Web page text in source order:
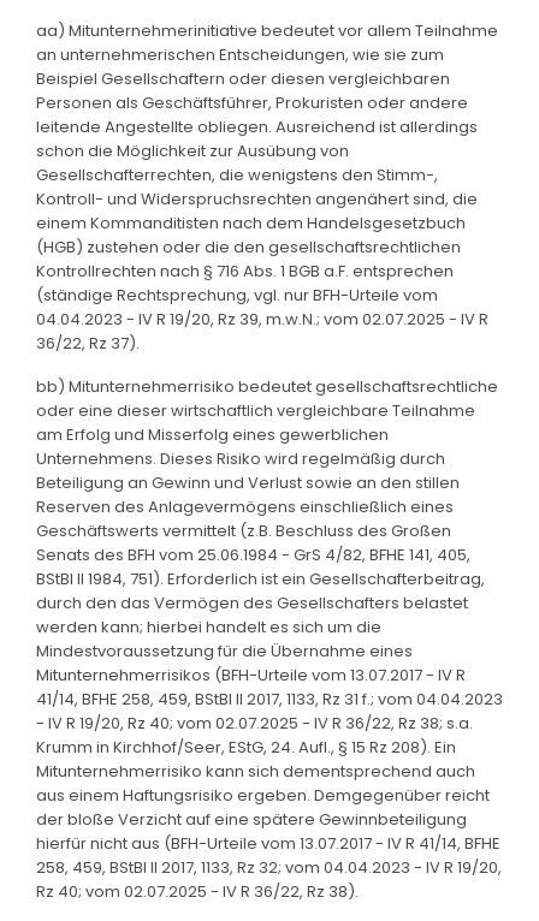
aa) Mitunternehmerinitiative bedeutet vor allem Teilnahme
an unternehmerischen Entscheidungen, wie sie zum
Beispiel Gesellschaftern oder diesen vergleichbaren
Personen als Geschäftsführer, Prokuristen oder andere
leitende Angestellte obliegen. Ausreichend ist allerdings
schon die Möglichkeit zur Ausübung von
Gesellschafterrechten, die wenigstens den Stimm-,
Kontroll- und Widerspruchsrechten angenähert sind, die
einem Kommanditisten nach dem Handelsgesetzbuch
(HGB) zustehen oder die den gesellschaftsrechtlichen
Kontrollrechten nach § 716 Abs. 1 BGB a.F. entsprechen
(ständige Rechtsprechung, vgl. nur BFH-Urteile vom
04.04.2023 - IV R 19/20, Rz 39, m.w.N.; vom 02.07.2025 - IV R
36/22, Rz 37).
bb) Mitunternehmerrisiko bedeutet gesellschaftsrechtliche
oder eine dieser wirtschaftlich vergleichbare Teilnahme
am Erfolg und Misserfolg eines gewerblichen
Unternehmens. Dieses Risiko wird regelmäßig durch
Beteiligung an Gewinn und Verlust sowie an den stillen
Reserven des Anlagevermögens einschließlich eines
Geschäftswerts vermittelt (z.B. Beschluss des Großen
Senats des BFH vom 25.06.1984 - GrS 4/82, BFHE 141, 405,
BStBl II 1984, 751). Erforderlich ist ein Gesellschafterbeitrag,
durch den das Vermögen des Gesellschafters belastet
werden kann; hierbei handelt es sich um die
Mindestvoraussetzung für die Übernahme eines
Mitunternehmerrisikos (BFH-Urteile vom 13.07.2017 - IV R
41/14, BFHE 258, 459, BStBl II 2017, 1133, Rz 31 f.; vom 04.04.2023
- IV R 19/20, Rz 40; vom 02.07.2025 - IV R 36/22, Rz 38; s.a.
Krumm in Kirchhof/Seer, EStG, 24. Aufl., § 15 Rz 208). Ein
Mitunternehmerrisiko kann sich dementsprechend auch
aus einem Haftungsrisiko ergeben. Demgegenüber reicht
der bloße Verzicht auf eine spätere Gewinnbeteiligung
hierfür nicht aus (BFH-Urteile vom 13.07.2017 - IV R 41/14, BFHE
258, 459, BStBl II 2017, 1133, Rz 32; vom 04.04.2023 - IV R 19/20,
Rz 40; vom 02.07.2025 - IV R 36/22, Rz 38).